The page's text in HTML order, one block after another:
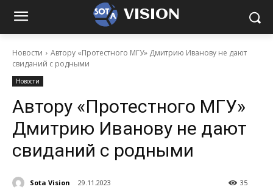
VISION
Новости
Автору «Протестного МГУ» Дмитрию Иванову не дают
свиданий с родными
Новости
Автору «Протестного МГУ»
Дмитрию Иванову не дают
свиданий с родными
Sota Vision 29.11.2023 35